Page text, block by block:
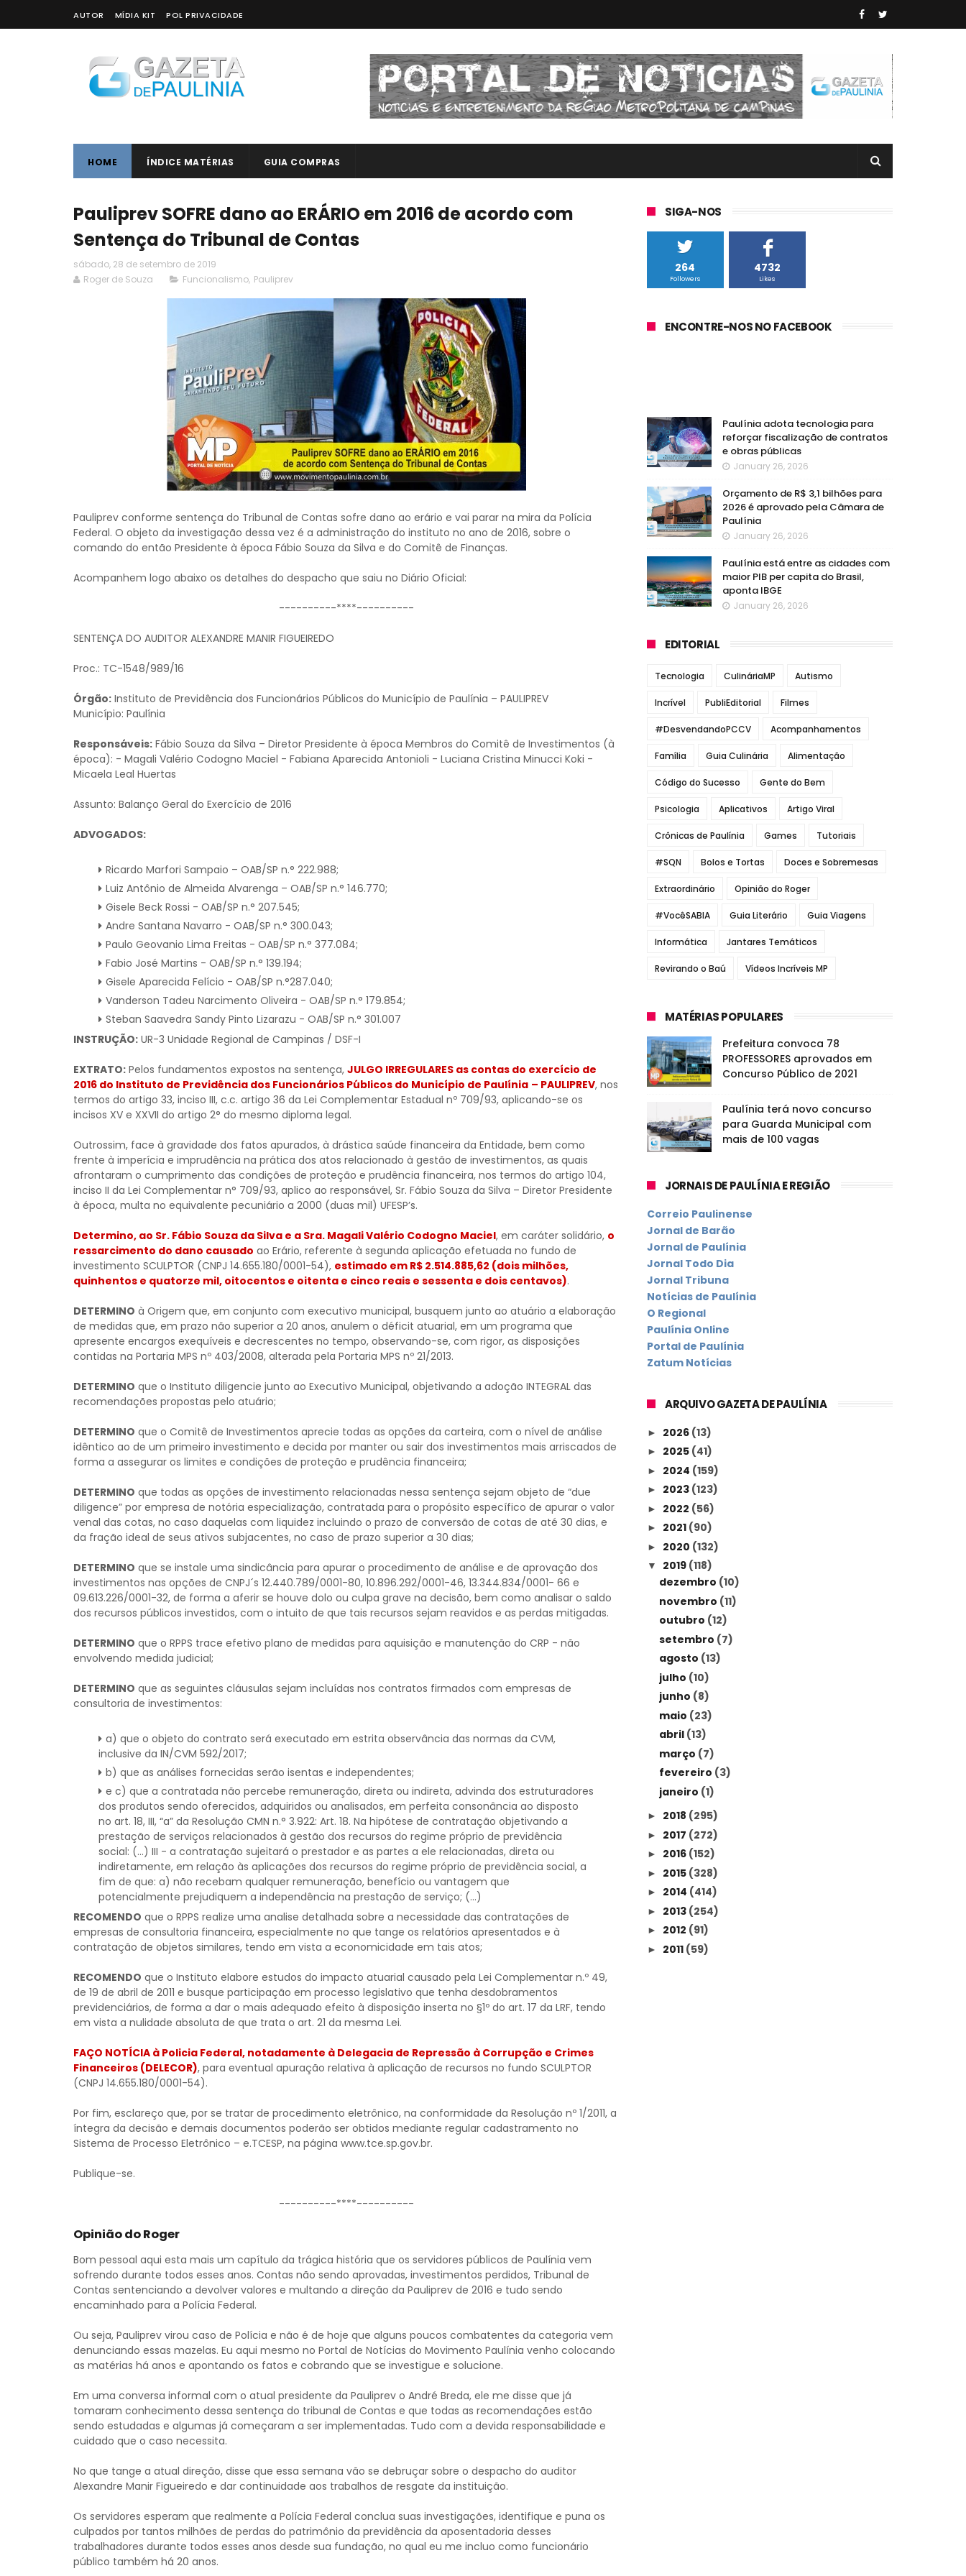
AUTOR MÍDIA KIT POL PRIVACIDADE
HOME ÍNDICE MATÉRIAS GUIA COMPRAS
Pauliprev SOFRE dano ao ERÁRIO em 2016 de acordo com
Sentença do Tribunal de Contas
sábado, 28 de setembro de 2019
Roger de Souza
Funcionalismo, Pauliprev
Pauliprev conforme sentença do Tribunal de Contas sofre dano ao erário e vai parar na mira da Polícia
Federal. O objeto da investigação dessa vez é a administração do instituto no ano de 2016, sobre o
comando do então Presidente à época Fábio Souza da Silva e do Comitê de Finanças.
Acompanhem logo abaixo os detalhes do despacho que saiu no Diário Oficial:
----------****----------
SENTENÇA DO AUDITOR ALEXANDRE MANIR FIGUEIREDO
Proc.: TC-1548/989/16
Órgão: Instituto de Previdência dos Funcionários Públicos do Município de Paulínia – PAULIPREV
Município: Paulínia
Responsáveis: Fábio Souza da Silva – Diretor Presidente à época Membros do Comitê de Investimentos (à
época): - Magali Valério Codogno Maciel - Fabiana Aparecida Antonioli - Luciana Cristina Minucci Koki -
Micaela Leal Huertas
Assunto: Balanço Geral do Exercício de 2016
ADVOGADOS:
Ricardo Marfori Sampaio – OAB/SP n.° 222.988;
Luiz Antônio de Almeida Alvarenga – OAB/SP n.° 146.770;
Gisele Beck Rossi - OAB/SP n.° 207.545;
Andre Santana Navarro - OAB/SP n.° 300.043;
Paulo Geovanio Lima Freitas - OAB/SP n.° 377.084;
Fabio José Martins - OAB/SP n.° 139.194;
Gisele Aparecida Felício - OAB/SP n.°287.040;
Vanderson Tadeu Narcimento Oliveira - OAB/SP n.° 179.854;
Steban Saavedra Sandy Pinto Lizarazu - OAB/SP n.° 301.007
INSTRUÇÃO: UR-3 Unidade Regional de Campinas / DSF-I
EXTRATO: Pelos fundamentos expostos na sentença, JULGO IRREGULARES as contas do exercício de
2016 do Instituto de Previdência dos Funcionários Públicos do Município de Paulínia – PAULIPREV, nos
termos do artigo 33, inciso III, c.c. artigo 36 da Lei Complementar Estadual nº 709/93, aplicando-se os
incisos XV e XXVII do artigo 2° do mesmo diploma legal.
Outrossim, face à gravidade dos fatos apurados, à drástica saúde financeira da Entidade, bem como
frente à imperícia e imprudência na prática dos atos relacionado à gestão de investimentos, as quais
afrontaram o cumprimento das condições de proteção e prudência financeira, nos termos do artigo 104,
inciso II da Lei Complementar n° 709/93, aplico ao responsável, Sr. Fábio Souza da Silva – Diretor Presidente
à época, multa no equivalente pecuniário a 2000 (duas mil) UFESP’s.
Determino, ao Sr. Fábio Souza da Silva e a Sra. Magali Valério Codogno Maciel, em caráter solidário, o
ressarcimento do dano causado ao Erário, referente à segunda aplicação efetuada no fundo de
investimento SCULPTOR (CNPJ 14.655.180/0001-54), estimado em R$ 2.514.885,62 (dois milhões,
quinhentos e quatorze mil, oitocentos e oitenta e cinco reais e sessenta e dois centavos).
DETERMINO à Origem que, em conjunto com executivo municipal, busquem junto ao atuário a elaboração
de medidas que, em prazo não superior a 20 anos, anulem o déficit atuarial, em um programa que
apresente encargos exequíveis e decrescentes no tempo, observando-se, com rigor, as disposições
contidas na Portaria MPS nº 403/2008, alterada pela Portaria MPS nº 21/2013.
DETERMINO que o Instituto diligencie junto ao Executivo Municipal, objetivando a adoção INTEGRAL das
recomendações propostas pelo atuário;
DETERMINO que o Comitê de Investimentos aprecie todas as opções da carteira, com o nível de análise
idêntico ao de um primeiro investimento e decida por manter ou sair dos investimentos mais arriscados de
forma a assegurar os limites e condições de proteção e prudência financeira;
DETERMINO que todas as opções de investimento relacionadas nessa sentença sejam objeto de “due
diligence” por empresa de notória especialização, contratada para o propósito específico de apurar o valor
venal das cotas, no caso daquelas com liquidez incluindo o prazo de conversão de cotas de até 30 dias, e
da fração ideal de seus ativos subjacentes, no caso de prazo superior a 30 dias;
DETERMINO que se instale uma sindicância para apurar o procedimento de análise e de aprovação dos
investimentos nas opções de CNPJ´s 12.440.789/0001-80, 10.896.292/0001-46, 13.344.834/0001- 66 e
09.613.226/0001-32, de forma a aferir se houve dolo ou culpa grave na decisão, bem como analisar o saldo
dos recursos públicos investidos, com o intuito de que tais recursos sejam reavidos e as perdas mitigadas.
DETERMINO que o RPPS trace efetivo plano de medidas para aquisição e manutenção do CRP - não
envolvendo medida judicial;
DETERMINO que as seguintes cláusulas sejam incluídas nos contratos firmados com empresas de
consultoria de investimentos:
a) que o objeto do contrato será executado em estrita observância das normas da CVM,
inclusive da IN/CVM 592/2017;
b) que as análises fornecidas serão isentas e independentes;
e c) que a contratada não percebe remuneração, direta ou indireta, advinda dos estruturadores
dos produtos sendo oferecidos, adquiridos ou analisados, em perfeita consonância ao disposto
no art. 18, III, “a” da Resolução CMN n.° 3.922: Art. 18. Na hipótese de contratação objetivando a
prestação de serviços relacionados à gestão dos recursos do regime próprio de previdência
social: (...) III - a contratação sujeitará o prestador e as partes a ele relacionadas, direta ou
indiretamente, em relação às aplicações dos recursos do regime próprio de previdência social, a
fim de que: a) não recebam qualquer remuneração, benefício ou vantagem que
potencialmente prejudiquem a independência na prestação de serviço; (...)
RECOMENDO que o RPPS realize uma analise detalhada sobre a necessidade das contratações de
empresas de consultoria financeira, especialmente no que tange os relatórios apresentados e à
contratação de objetos similares, tendo em vista a economicidade em tais atos;
RECOMENDO que o Instituto elabore estudos do impacto atuarial causado pela Lei Complementar n.º 49,
de 19 de abril de 2011 e busque participação em processo legislativo que tenha desdobramentos
previdenciários, de forma a dar o mais adequado efeito à disposição inserta no §1º do art. 17 da LRF, tendo
em vista a nulidade absoluta de que trata o art. 21 da mesma Lei.
FAÇO NOTÍCIA à Policia Federal, notadamente à Delegacia de Repressão à Corrupção e Crimes
Financeiros (DELECOR), para eventual apuração relativa à aplicação de recursos no fundo SCULPTOR
(CNPJ 14.655.180/0001-54).
Por fim, esclareço que, por se tratar de procedimento eletrônico, na conformidade da Resolução nº 1/2011, a
íntegra da decisão e demais documentos poderão ser obtidos mediante regular cadastramento no
Sistema de Processo Eletrônico – e.TCESP, na página www.tce.sp.gov.br.
Publique-se.
----------****----------
Opinião do Roger
Bom pessoal aqui esta mais um capítulo da trágica história que os servidores públicos de Paulínia vem
sofrendo durante todos esses anos. Contas não sendo aprovadas, investimentos perdidos, Tribunal de
Contas sentenciando a devolver valores e multando a direção da Pauliprev de 2016 e tudo sendo
encaminhado para a Polícia Federal.
Ou seja, Pauliprev virou caso de Polícia e não é de hoje que alguns poucos combatentes da categoria vem
denunciando essas mazelas. Eu aqui mesmo no Portal de Notícias do Movimento Paulínia venho colocando
as matérias há anos e apontando os fatos e cobrando que se investigue e solucione.
Em uma conversa informal com o atual presidente da Pauliprev o André Breda, ele me disse que já
tomaram conhecimento dessa sentença do tribunal de Contas e que todas as recomendações estão
sendo estudadas e algumas já começaram a ser implementadas. Tudo com a devida responsabilidade e
cuidado que o caso necessita.
No que tange a atual direção, disse que essa semana vão se debruçar sobre o despacho do auditor
Alexandre Manir Figueiredo e dar continuidade aos trabalhos de resgate da instituição.
Os servidores esperam que realmente a Polícia Federal conclua suas investigações, identifique e puna os
culpados por tantos milhões de perdas do patrimônio da previdência da aposentadoria desses
trabalhadores durante todos esses anos desde sua fundação, no qual eu me incluo como funcionário
público também há 20 anos.
SIGA-NOS
264
Followers
4732
Likes
ENCONTRE-NOS NO FACEBOOK
Paulínia adota tecnologia para
reforçar fiscalização de contratos
e obras públicas
January 26, 2026
Orçamento de R$ 3,1 bilhões para
2026 é aprovado pela Câmara de
Paulínia
January 26, 2026
Paulínia está entre as cidades com
maior PIB per capita do Brasil,
aponta IBGE
January 26, 2026
EDITORIAL
Tecnologia CulináriaMP Autismo
Incrível PubliEditorial Filmes
#DesvendandoPCCV Acompanhamentos
Família Guia Culinária Alimentação
Código do Sucesso Gente do Bem
Psicologia Aplicativos Artigo Viral
Crônicas de Paulínia Games Tutoriais
#SQN Bolos e Tortas Doces e Sobremesas
Extraordinário Opinião do Roger
#VocêSABIA Guia Literário Guia Viagens
Informática Jantares Temáticos
Revirando o Baú Vídeos Incríveis MP
MATÉRIAS POPULARES
Prefeitura convoca 78
PROFESSORES aprovados em
Concurso Público de 2021
Paulínia terá novo concurso
para Guarda Municipal com
mais de 100 vagas
JORNAIS DE PAULÍNIA E REGIÃO
Correio Paulinense
Jornal de Barão
Jornal de Paulínia
Jornal Todo Dia
Jornal Tribuna
Notícias de Paulínia
O Regional
Paulínia Online
Portal de Paulínia
Zatum Notícias
ARQUIVO GAZETA DE PAULÍNIA
► 2026 (13)
► 2025 (41)
► 2024 (159)
► 2023 (123)
► 2022 (56)
► 2021 (90)
► 2020 (132)
▼ 2019 (118)
dezembro (10)
novembro (11)
outubro (12)
setembro (7)
agosto (13)
julho (10)
junho (8)
maio (23)
abril (13)
março (7)
fevereiro (3)
janeiro (1)
► 2018 (295)
► 2017 (272)
► 2016 (152)
► 2015 (328)
► 2014 (414)
► 2013 (254)
► 2012 (91)
► 2011 (59)